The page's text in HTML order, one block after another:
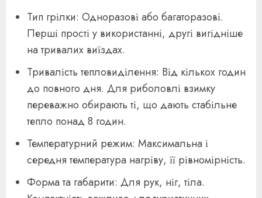
Тип грілки: Одноразові або багаторазові.
Перші прості у використанні, другі вигідніше
на тривалих виїздах.
Тривалість тепловиділення: Від кількох годин
до повного дня. Для риболовлі взимку
переважно обирають ті, що дають стабільне
тепло понад 8 годин.
Температурний режим: Максимальна і
середня температура нагріву, її рівномірність.
Форма та габарити: Для рук, ніг, тіла.